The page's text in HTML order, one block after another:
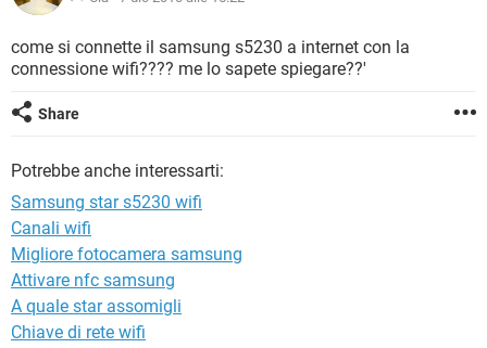
TIKTOK
HARDWARE
INSTAGRAM WHATSAPP
TIKTOK FACEBOOK
HARDWARE
INTRATTENIMENTO
iOS WINDOWS 10
HARDWARE
COVID-19 GAMING
INTRATTENIMENTO ANDROID
iOS
HARDWARE
come si connette il samsung s5230 a internet con la
connessione wifi???? me lo sapete spiegare??'
Share
Potrebbe anche interessarti:
Samsung star s5230 wifi
Canali wifi
Migliore fotocamera samsung
Attivare nfc samsung
A quale star assomigli
Chiave di rete wifi